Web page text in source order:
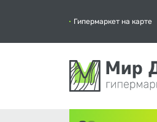
Гипермаркет на карте